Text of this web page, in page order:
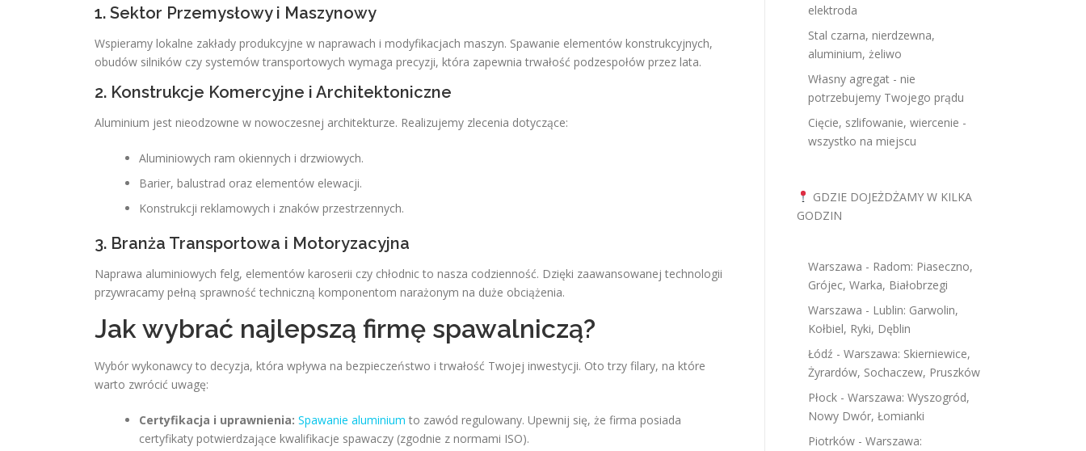
1. Sektor Przemysłowy i Maszynowy
Wspieramy lokalne zakłady produkcyjne w naprawach i modyfikacjach maszyn. Spawanie elementów konstrukcyjnych,
obudów silników czy systemów transportowych wymaga precyzji, która zapewnia trwałość podzespołów przez lata.
2. Konstrukcje Komercyjne i Architektoniczne
Aluminium jest nieodzowne w nowoczesnej architekturze. Realizujemy zlecenia dotyczące:
Aluminiowych ram okiennych i drzwiowych.
Barier, balustrad oraz elementów elewacji.
Konstrukcji reklamowych i znaków przestrzennych.
3. Branża Transportowa i Motoryzacyjna
Naprawa aluminiowych felg, elementów karoserii czy chłodnic to nasza codzienność. Dzięki zaawansowanej technologii
przywracamy pełną sprawność techniczną komponentom narażonym na duże obciążenia.
Jak wybrać najlepszą firmę spawalniczą?
Wybór wykonawcy to decyzja, która wpływa na bezpieczeństwo i trwałość Twojej inwestycji. Oto trzy filary, na które
warto zwrócić uwagę:
Certyfikacja i uprawnienia: Spawanie aluminium to zawód regulowany. Upewnij się, że firma posiada
certyfikaty potwierdzające kwalifikacje spawaczy (zgodnie z normami ISO).
elektroda
Stal czarna, nierdzewna,
aluminium, żeliwo
Własny agregat - nie
potrzebujemy Twojego prądu
Cięcie, szlifowanie, wiercenie -
wszystko na miejscu
GDZIE DOJEŻDŻAMY W KILKA
GODZIN
Warszawa - Radom: Piaseczno,
Grójec, Warka, Białobrzegi
Warszawa - Lublin: Garwolin,
Kołbiel, Ryki, Dęblin
Łódź - Warszawa: Skierniewice,
Żyrardów, Sochaczew, Pruszków
Płock - Warszawa: Wyszogród,
Nowy Dwór, Łomianki
Piotrków - Warszawa: